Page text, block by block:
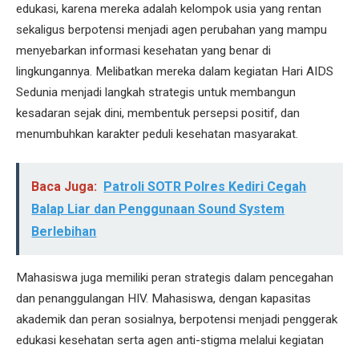
edukasi, karena mereka adalah kelompok usia yang rentan
sekaligus berpotensi menjadi agen perubahan yang mampu
menyebarkan informasi kesehatan yang benar di
lingkungannya. Melibatkan mereka dalam kegiatan Hari AIDS
Sedunia menjadi langkah strategis untuk membangun
kesadaran sejak dini, membentuk persepsi positif, dan
menumbuhkan karakter peduli kesehatan masyarakat.
Baca Juga: Patroli SOTR Polres Kediri Cegah
Balap Liar dan Penggunaan Sound System
Berlebihan
Mahasiswa juga memiliki peran strategis dalam pencegahan
dan penanggulangan HIV. Mahasiswa, dengan kapasitas
akademik dan peran sosialnya, berpotensi menjadi penggerak
edukasi kesehatan serta agen anti-stigma melalui kegiatan